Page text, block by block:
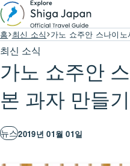
홈 최신 소식 가노 쇼주안 스나이
최신 소식
가노 쇼주안
본 과자 만들
뉴스2019년 01월 01일